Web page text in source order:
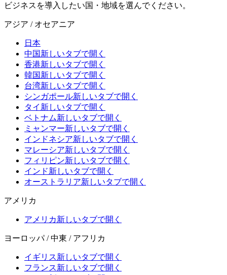
ビジネスを導入したい国・地域を選んでください。
アジア / オセアニア
日本
中国新しいタブで開く
香港新しいタブで開く
韓国新しいタブで開く
台湾新しいタブで開く
シンガポール新しいタブで開く
タイ 新しいタブで開く
ベトナム新しいタブで開く
ミャンマー新しいタブで開く
インドネシア新しいタブで開く
マレーシア新しいタブで開く
フィリピン新しいタブで開く
インド新しいタブで開く
オーストラリア新しいタブで開く
アメリカ
アメリカ新しいタブで開く
ヨーロッパ / 中東 / アフリカ
イギリス新しいタブで開く
フランス新しいタブで開く